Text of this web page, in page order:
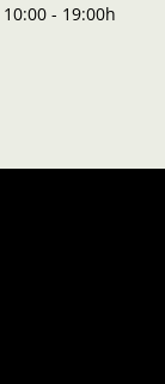
10:00 - 19:00h